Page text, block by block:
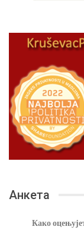
Анкета
Како